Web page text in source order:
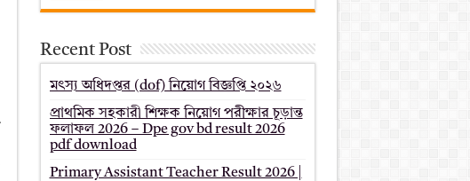
Recent Post
মৎস্য অধিদপ্তর (dof) নিয়োগ বিজ্ঞপ্তি ২০২৬
প্রাথমিক সহকারী শিক্ষক নিয়োগ পরীক্ষার চূড়ান্ত
ফলাফল 2026 – Dpe gov bd result 2026
pdf download
Primary Assistant Teacher Result 2026 |